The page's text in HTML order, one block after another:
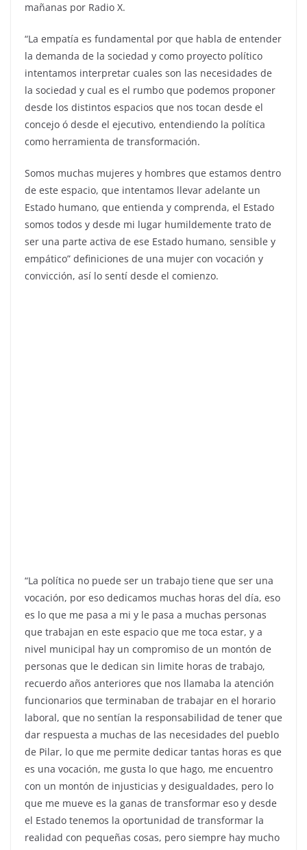
mañanas por Radio X.
“La empatía es fundamental por que habla de entender
la demanda de la sociedad y como proyecto político
intentamos interpretar cuales son las necesidades de
la sociedad y cual es el rumbo que podemos proponer
desde los distintos espacios que nos tocan desde el
concejo ó desde el ejecutivo, entendiendo la política
como herramienta de transformación.
Somos muchas mujeres y hombres que estamos dentro
de este espacio, que intentamos llevar adelante un
Estado humano, que entienda y comprenda, el Estado
somos todos y desde mi lugar humildemente trato de
ser una parte activa de ese Estado humano, sensible y
empático” definiciones de una mujer con vocación y
convicción, así lo sentí desde el comienzo.
“La política no puede ser un trabajo tiene que ser una
vocación, por eso dedicamos muchas horas del día, eso
es lo que me pasa a mi y le pasa a muchas personas
que trabajan en este espacio que me toca estar, y a
nivel municipal hay un compromiso de un montón de
personas que le dedican sin limite horas de trabajo,
recuerdo años anteriores que nos llamaba la atención
funcionarios que terminaban de trabajar en el horario
laboral, que no sentían la responsabilidad de tener que
dar respuesta a muchas de las necesidades del pueblo
de Pilar, lo que me permite dedicar tantas horas es que
es una vocación, me gusta lo que hago, me encuentro
con un montón de injusticias y desigualdades, pero lo
que me mueve es la ganas de transformar eso y desde
el Estado tenemos la oportunidad de transformar la
realidad con pequeñas cosas, pero siempre hay mucho